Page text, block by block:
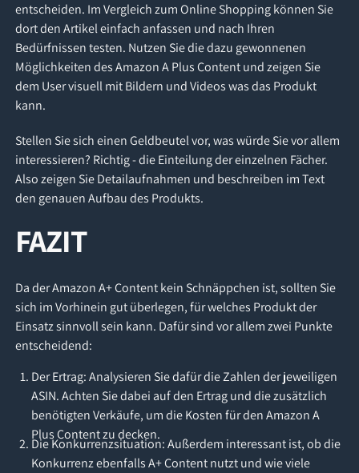
entscheiden. Im Vergleich zum Online Shopping können Sie
dort den Artikel einfach anfassen und nach Ihren
Bedürfnissen testen. Nutzen Sie die dazu gewonnenen
Möglichkeiten des Amazon A Plus Content und zeigen Sie
dem User visuell mit Bildern und Videos was das Produkt
kann.
Stellen Sie sich einen Geldbeutel vor, was würde Sie vor allem
interessieren? Richtig - die Einteilung der einzelnen Fächer.
Also zeigen Sie Detailaufnahmen und beschreiben im Text
den genauen Aufbau des Produkts.
FAZIT
Da der Amazon A+ Content kein Schnäppchen ist, sollten Sie
sich im Vorhinein gut überlegen, für welches Produkt der
Einsatz sinnvoll sein kann. Dafür sind vor allem zwei Punkte
entscheidend:
Der Ertrag: Analysieren Sie dafür die Zahlen der jeweiligen
ASIN. Achten Sie dabei auf den Ertrag und die zusätzlich
benötigten Verkäufe, um die Kosten für den Amazon A
Plus Content zu decken.
Die Konkurrenzsituation: Außerdem interessant ist, ob die
Konkurrenz ebenfalls A+ Content nutzt und wie viele